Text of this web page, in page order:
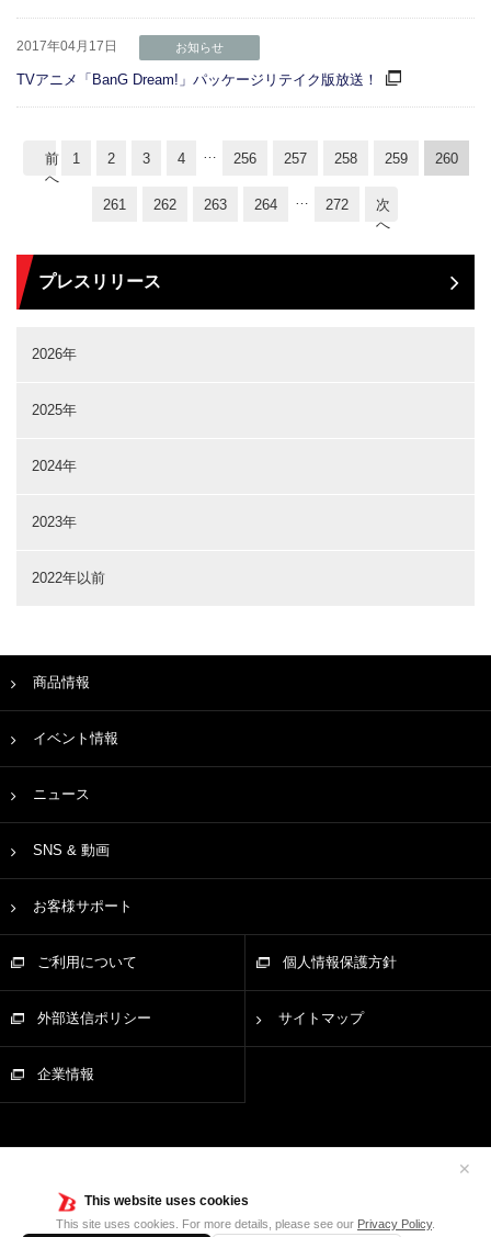
This website uses cookies
This site uses cookies. For more details, please see our Privacy Policy.
✕
2017年04月17日 お知らせ
TVアニメ「BanG Dream!」パッケージリテイク版放送！
前
へ
1 2 3 4 … 256 257 258 259 260
261 262 263 264 … 272
次
へ
プレスリリース
2026年
2025年
2024年
2023年
2022年以前
商品情報
イベント情報
ニュース
SNS & 動画
お客様サポート
ご利用について 個人情報保護方針
外部送信ポリシー サイトマップ
企業情報